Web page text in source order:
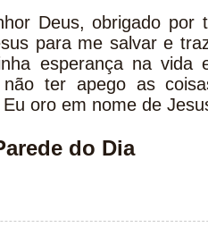
Deus, obrigado
para me salvar e
esperança na vida
ter apego as
oro em nome de
do Dia